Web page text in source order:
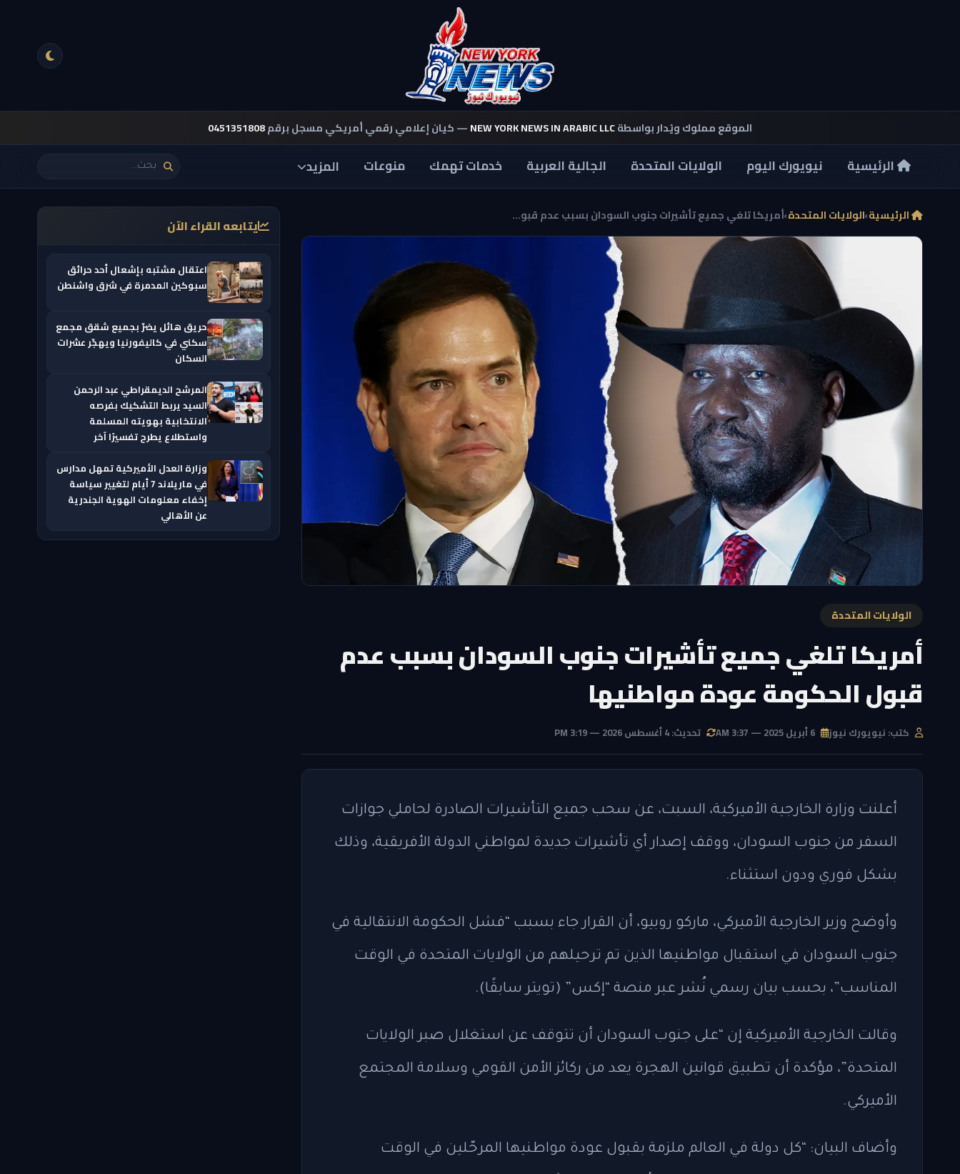
الموقع مملوك ويُدار بواسطةNEW YORK NEWS IN ARABIC LLC— كيان إعلامي رقمي أمريكي مسجل برقم0451351808
الرئيسية نيويورك اليوم الولايات المتحدة الجالية العربية خدمات تهمك منوعات المزيد
الرئيسية›الولايات المتحدة›أمريكا تلغي جميع تأشيرات جنوب السودان بسبب عدم قبو...
الولايات المتحدة
أمريكا تلغي جميع تأشيرات جنوب السودان بسبب عدم
قبول الحكومة عودة مواطنيها
كتب: نيويورك نيوز تحديث: 4 أغسطس 2026 — 3:19 PM
أعلنت وزارة الخارجية الأميركية، السبت، عن سحب جميع التأشيرات الصادرة لحاملي جوازات
السفر من جنوب السودان، ووقف إصدار أي تأشيرات جديدة لمواطني الدولة الأفريقية، وذلك
بشكل فوري ودون استثناء.
وأوضح وزير الخارجية الأميركي، ماركو روبيو، أن القرار جاء بسبب “فشل الحكومة الانتقالية في
جنوب السودان في استقبال مواطنيها الذين تم ترحيلهم من الولايات المتحدة في الوقت
المناسب”، بحسب بيان رسمي نُشر عبر منصة “إكس” (تويتر سابقًا).
وقالت الخارجية الأميركية إن “على جنوب السودان أن تتوقف عن استغلال صبر الولايات
المتحدة”، مؤكدة أن تطبيق قوانين الهجرة يعد من ركائز الأمن القومي وسلامة المجتمع
الأميركي.
وأضاف البيان: “كل دولة في العالم ملزمة بقبول عودة مواطنيها المرحّلين في الوقت
يتابعه القراء الآن
اعتقال مشتبه بإشعال أحد حرائق
سبوكين المدمرة في شرق واشنطن
حريق هائل يضرّ بجميع شقق مجمع
سكني في كاليفورنيا ويهجّر عشرات
السكان
المرشح الديمقراطي عبد الرحمن
السيد يربط التشكيك بفرصه
الانتخابية بهويته المسلمة
واستطلاع يطرح تفسيرًا آخر
وزارة العدل الأميركية تمهل مدارس
في ماريلاند 7 أيام لتغيير سياسة
إخفاء معلومات الهوية الجندرية
عن الأهالي